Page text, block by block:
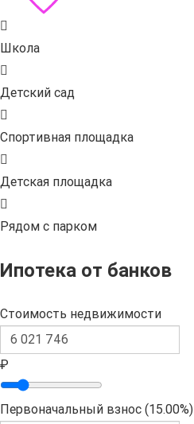
Школа
Детский сад
Спортивная площадка
Детская площадка
Рядом с парком
Ипотека от банков
Стоимость недвижимости
₽
Первоначальный взнос (15.00%)